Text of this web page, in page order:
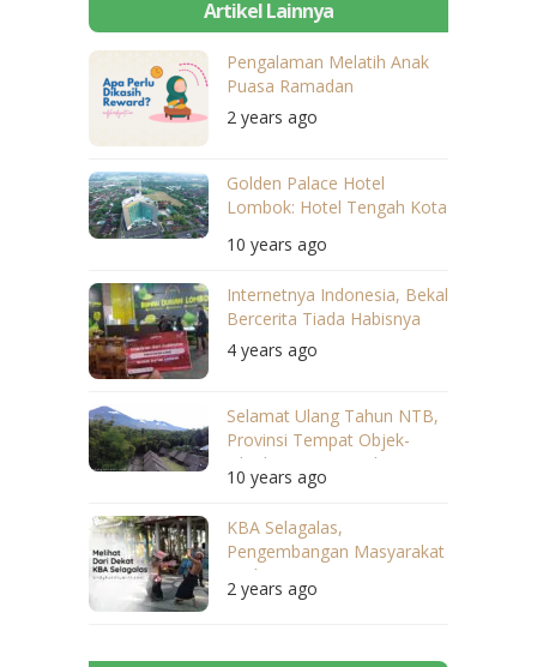
Artikel Lainnya
Pengalaman Melatih Anak
Puasa Ramadan
2 years ago
Golden Palace Hotel
Lombok: Hotel Tengah Kota
10 years ago
Internetnya Indonesia, Bekal
Bercerita Tiada Habisnya
4 years ago
Selamat Ulang Tahun NTB,
Provinsi Tempat Objek-
Objek Wisata Cantik Itu
Berada
10 years ago
KBA Selagalas,
Pengembangan Masyarakat
Berbasis Komunitas
2 years ago